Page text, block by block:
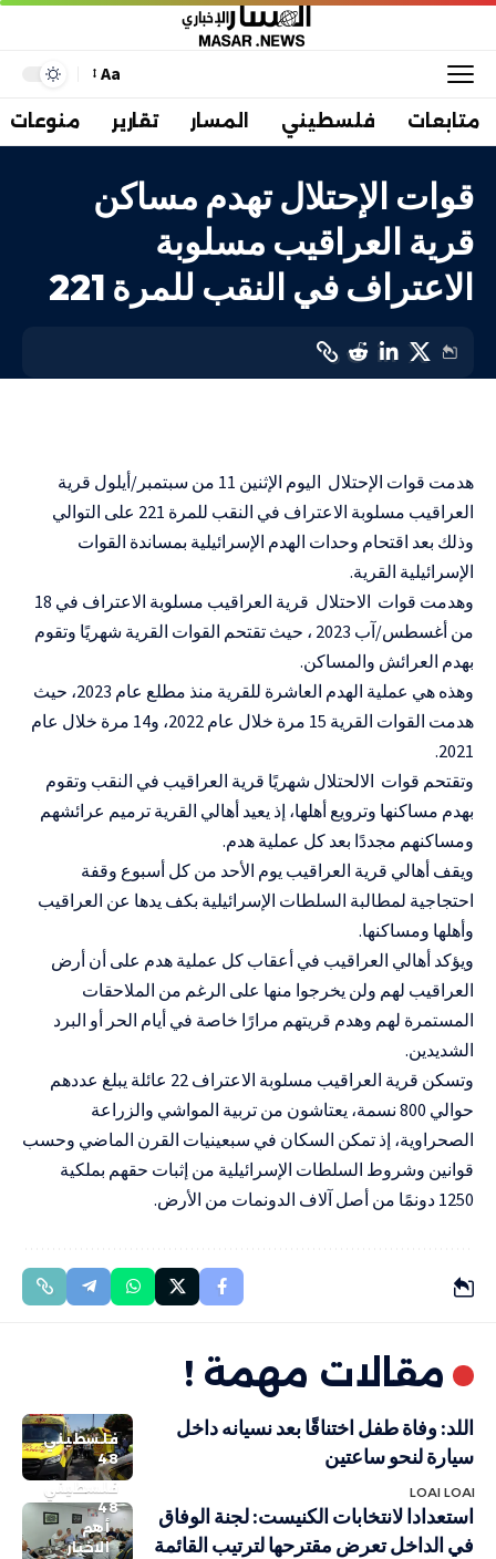
Aa
متابعات فلسطيني المسار تقارير منوعات
قوات الإحتلال تهدم مساكن
قرية العراقيب مسلوبة
الاعتراف في النقب للمرة 221
هدمت قوات الإحتلال اليوم الإثنين 11 من سبتمبر/أيلول قرية
العراقيب مسلوبة الاعتراف في النقب للمرة 221 على التوالي
وذلك بعد اقتحام وحدات الهدم الإسرائيلية بمساندة القوات
الإسرائيلية القرية.
وهدمت قوات الاحتلال قرية العراقيب مسلوبة الاعتراف في 18
من أغسطس/آب 2023 ، حيث تقتحم القوات القرية شهريًا وتقوم
بهدم العرائش والمساكن.
وهذه هي عملية الهدم العاشرة للقرية منذ مطلع عام 2023، حيث
هدمت القوات القرية 15 مرة خلال عام 2022، و14 مرة خلال عام
2021.
وتقتحم قوات الالحتلال شهريًا قرية العراقيب في النقب وتقوم
بهدم مساكنها وترويع أهلها، إذ يعيد أهالي القرية ترميم عرائشهم
ومساكنهم مجددًا بعد كل عملية هدم.
ويقف أهالي قرية العراقيب يوم الأحد من كل أسبوع وقفة
احتجاجية لمطالبة السلطات الإسرائيلية بكف يدها عن العراقيب
وأهلها ومساكنها.
ويؤكد أهالي العراقيب في أعقاب كل عملية هدم على أن أرض
العراقيب لهم ولن يخرجوا منها على الرغم من الملاحقات
المستمرة لهم وهدم قريتهم مرارًا خاصة في أيام الحر أو البرد
الشديدين.
وتسكن قرية العراقيب مسلوبة الاعتراف 22 عائلة يبلغ عددهم
حوالي 800 نسمة، يعتاشون من تربية المواشي والزراعة
الصحراوية، إذ تمكن السكان في سبعينيات القرن الماضي وحسب
قوانين وشروط السلطات الإسرائيلية من إثبات حقهم بملكية
1250 دونمًا من أصل آلاف الدونمات من الأرض.
مقالات مهمة !
فلسطيني
48
اللد: وفاة طفل اختناقًا بعد نسيانه داخل
سيارة لنحو ساعتين
LOAI LOAI
فلسطيني
48
أهم
الاخبار
استعدادا لانتخابات الكنيست: لجنة الوفاق
في الداخل تعرض مقترحها لترتيب القائمة